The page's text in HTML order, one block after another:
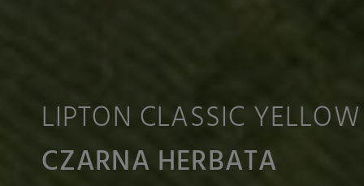
LIPTON CLASSIC
CZARNA HERBATA